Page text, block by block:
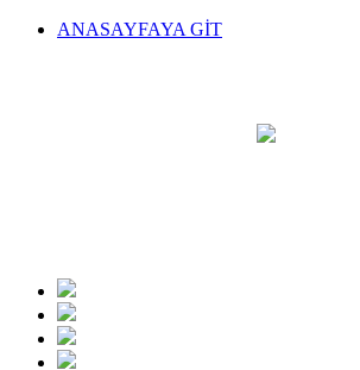
ANASAYFAYA GİT